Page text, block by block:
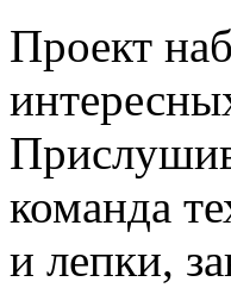
Проект
команда
и лепки,